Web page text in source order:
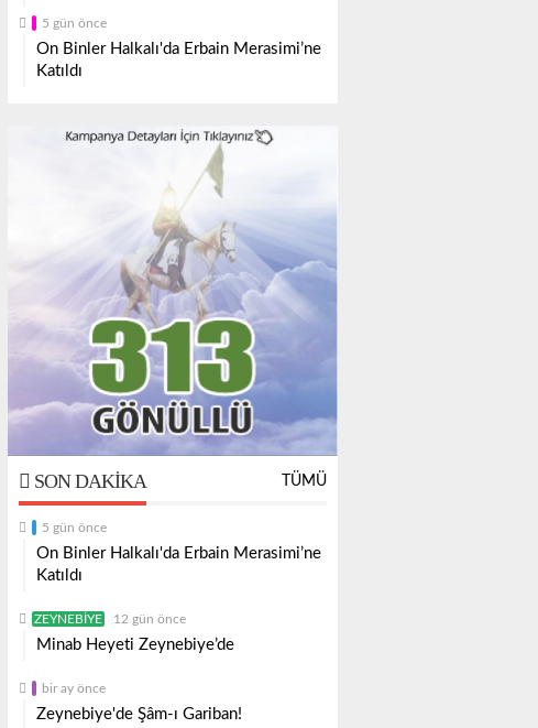
5 gün önce
On Binler Halkalı'da Erbain Merasimi’ne
Katıldı
SON DAKIKA TÜMÜ
5 gün önce
On Binler Halkalı'da Erbain Merasimi’ne
Katıldı
ZEYNEBIYE 12 gün önce
Minab Heyeti Zeynebiye’de
bir ay önce
Zeynebiye'de Şâm-ı Gariban!